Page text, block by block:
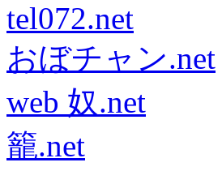
tel072.net
おぼチャン.net
web 奴.net
籠.net